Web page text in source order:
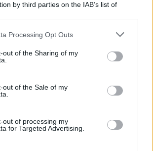
by third parties on the IAB’s list of
also be disclosed by us to third parties
third parties.
website/app uses one or more Google
gather and store information including but
visit or usage behaviour. You may click to
to Google and its third-party tags to
Processing Opt Outs
out of the Sharing of my
out of the Sale of my
out of processing my
for Targeted Advertising.
che già 120 anni fa ottennero, per
di voto
Airone di Carta 2026 a GiULiA
la cultura della parità